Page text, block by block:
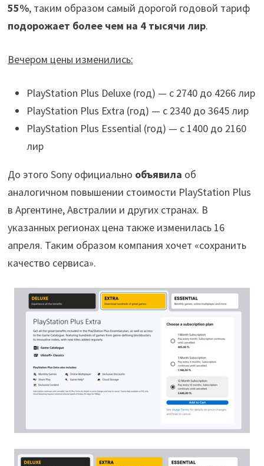
55%, таким образом самый дорогой годовой тариф
подорожает более чем на 4 тысячи лир.
Вечером цены изменились:
PlayStation Plus Deluxe (год) — с 2740 до 4266 лир
PlayStation Plus Extra (год) — с 2340 до 3645 лир
PlayStation Plus Essential (год) — с 1400 до 2160
лир
До этого Sony официально объявила об
аналогичном повышении стоимости PlayStation Plus
в Аргентине, Австралии и других странах. В
указанных регионах цена также изменилась 16
апреля. Таким образом компания хочет «сохранить
качество сервиса».